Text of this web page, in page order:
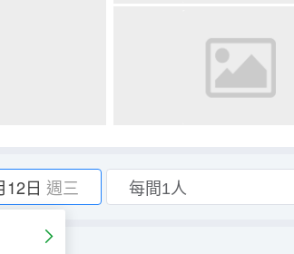
12日 週三